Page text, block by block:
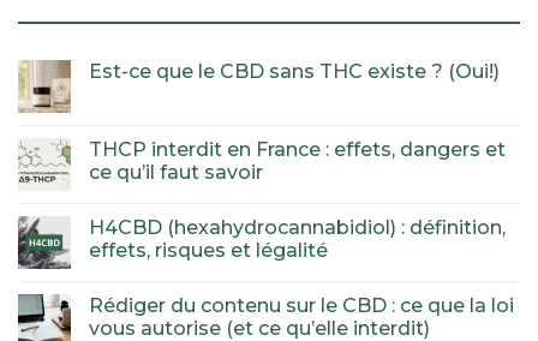
Est-ce que le CBD sans THC existe ? (Oui!)
THCP interdit en France : effets, dangers et
ce qu’il faut savoir
H4CBD (hexahydrocannabidiol) : définition,
effets, risques et légalité
Rédiger du contenu sur le CBD : ce que la loi
vous autorise (et ce qu’elle interdit)